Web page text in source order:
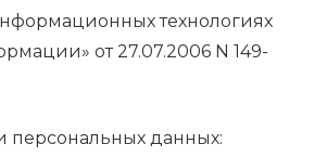
технологиях
от 27.07.2006 N 149-
персональных данных: